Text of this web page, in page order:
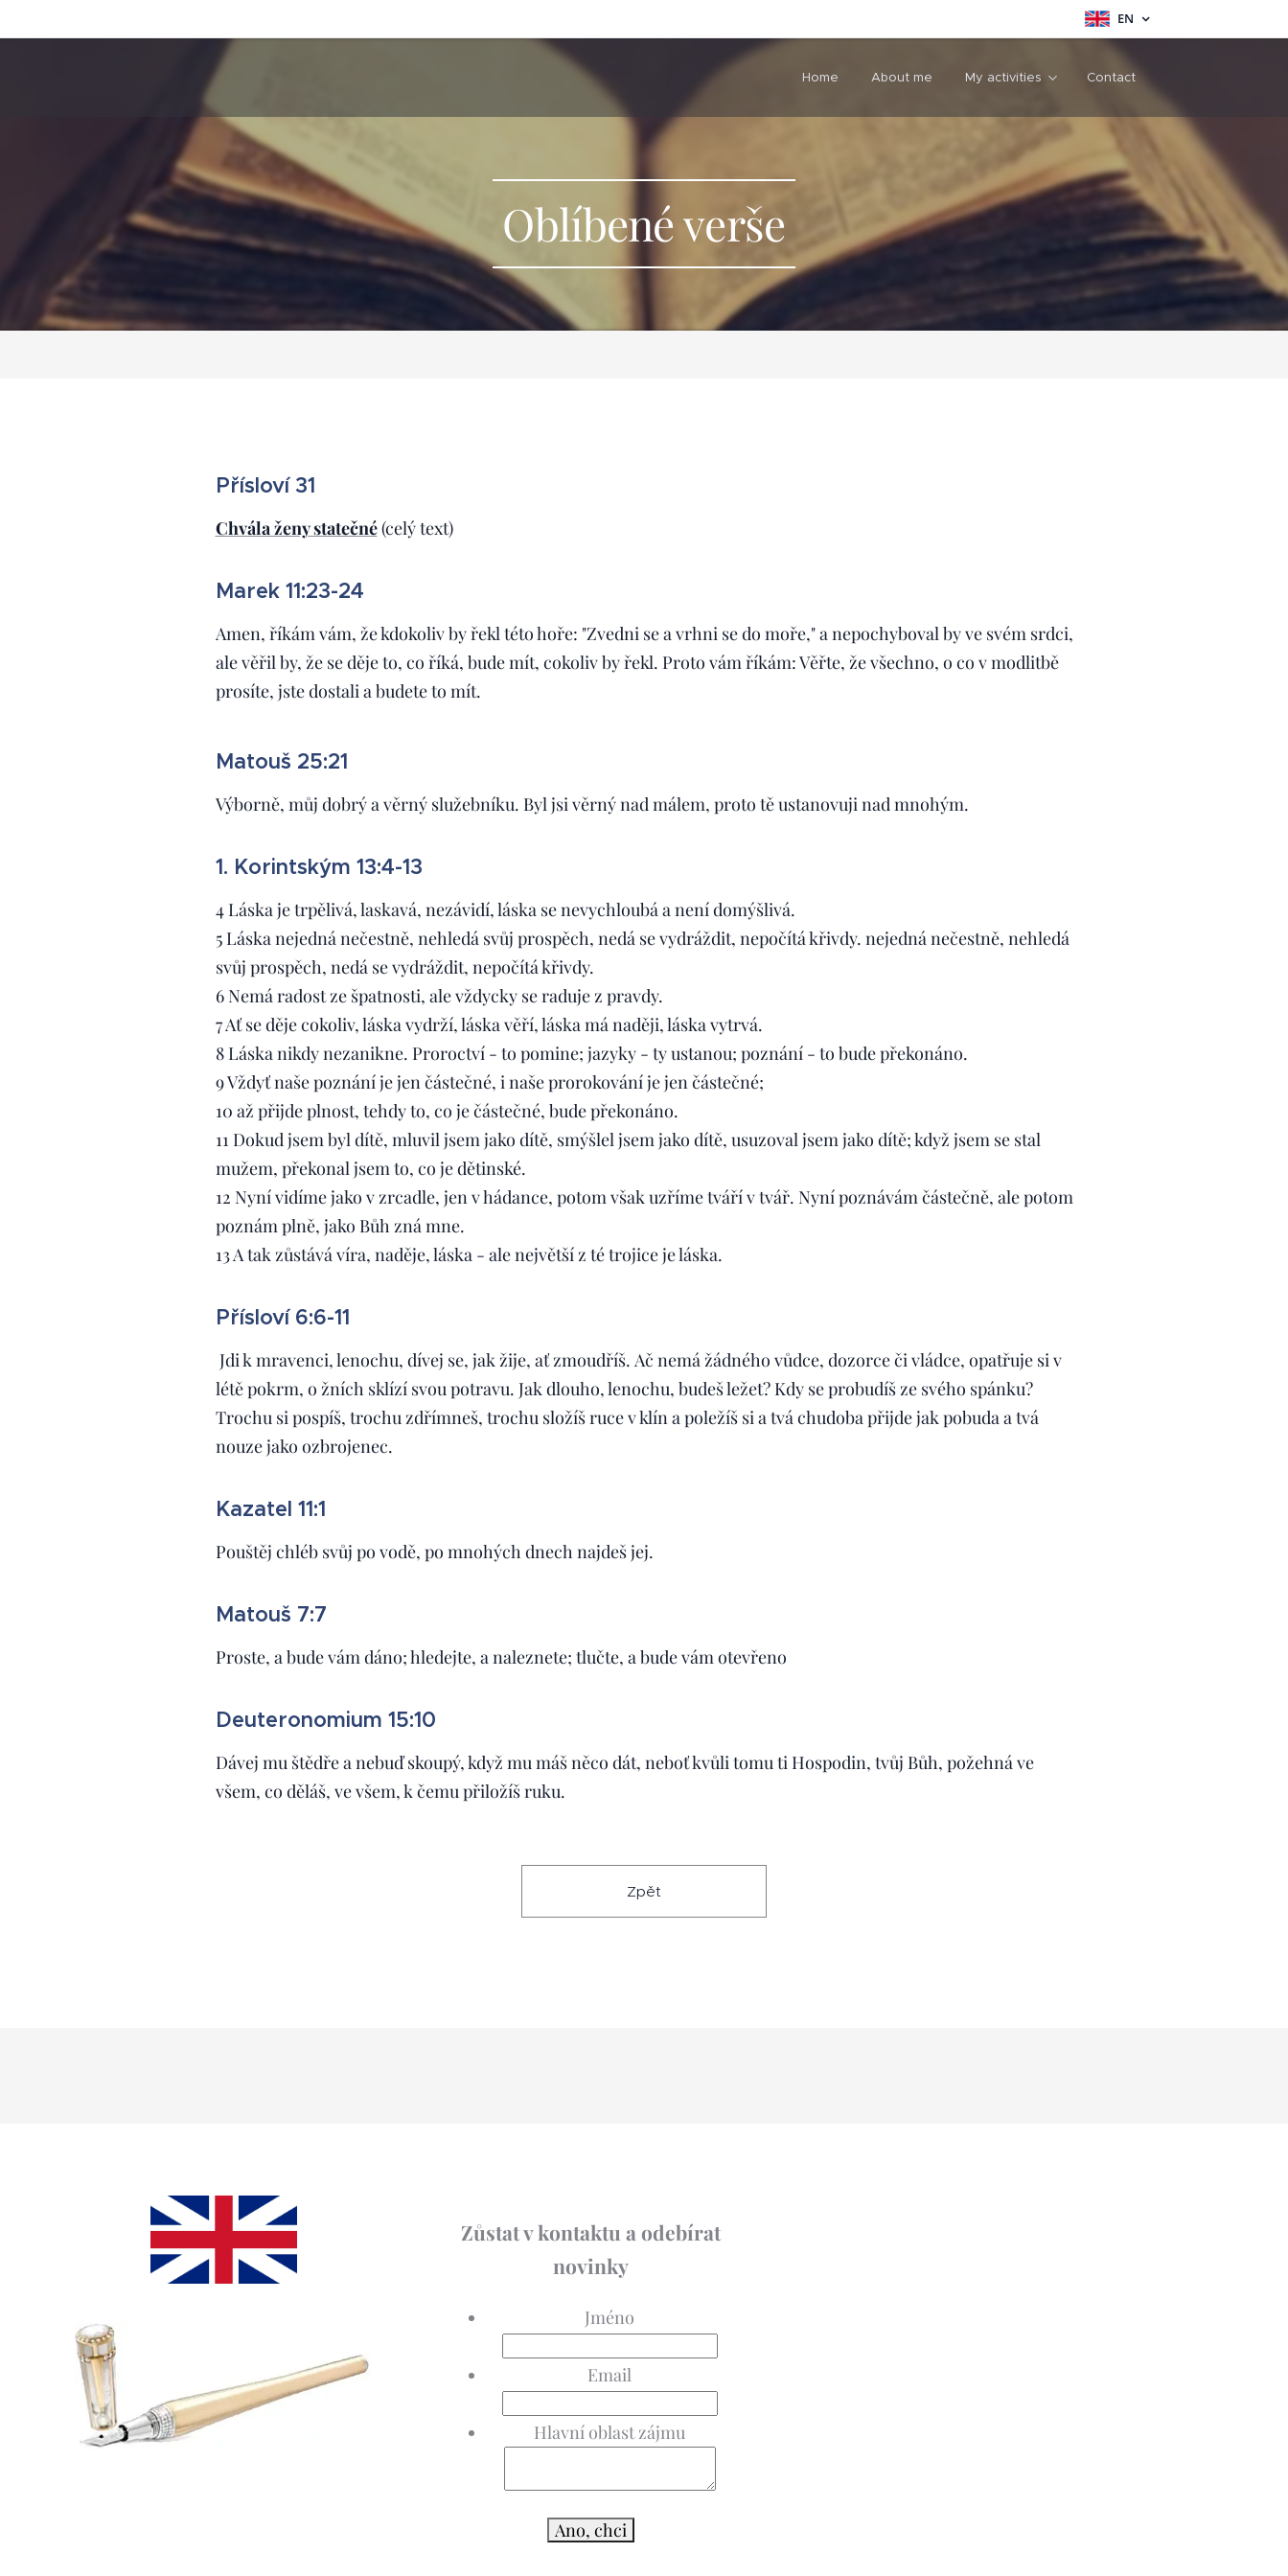
EN
Home About me My activities Contact
Oblíbené verše
Přísloví 31
Chvála ženy statečné(celý text)
Marek 11:23-24
Amen, říkám vám, že kdokoliv by řekl této hoře: "Zvedni se a vrhni se do moře," a nepochyboval by ve svém srdci,
ale věřil by, že se děje to, co říká, bude mít, cokoliv by řekl. Proto vám říkám: Věřte, že všechno, o co v modlitbě
prosíte, jste dostali a budete to mít.
Matouš 25:21
Výborně, můj dobrý a věrný služebníku. Byl jsi věrný nad málem, proto tě ustanovuji nad mnohým.
1. Korintským 13:4-13
4 Láska je trpělivá, laskavá, nezávidí, láska se nevychloubá a není domýšlivá.
5 Láska nejedná nečestně, nehledá svůj prospěch, nedá se vydráždit, nepočítá křivdy. nejedná nečestně, nehledá
svůj prospěch, nedá se vydráždit, nepočítá křivdy.
6 Nemá radost ze špatnosti, ale vždycky se raduje z pravdy.
7 Ať se děje cokoliv, láska vydrží, láska věří, láska má naději, láska vytrvá.
8 Láska nikdy nezanikne. Proroctví - to pomine; jazyky - ty ustanou; poznání - to bude překonáno.
9 Vždyť naše poznání je jen částečné, i naše prorokování je jen částečné;
10 až přijde plnost, tehdy to, co je částečné, bude překonáno.
11 Dokud jsem byl dítě, mluvil jsem jako dítě, smýšlel jsem jako dítě, usuzoval jsem jako dítě; když jsem se stal
mužem, překonal jsem to, co je dětinské.
12 Nyní vidíme jako v zrcadle, jen v hádance, potom však uzříme tváří v tvář. Nyní poznávám částečně, ale potom
poznám plně, jako Bůh zná mne.
13 A tak zůstává víra, naděje, láska - ale největší z té trojice je láska.
Přísloví 6:6-11
Jdi k mravenci, lenochu, dívej se, jak žije, ať zmoudříš. Ač nemá žádného vůdce, dozorce či vládce, opatřuje si v
létě pokrm, o žních sklízí svou potravu. Jak dlouho, lenochu, budeš ležet? Kdy se probudíš ze svého spánku?
Trochu si pospíš, trochu zdřímneš, trochu složíš ruce v klín a poležíš si a tvá chudoba přijde jak pobuda a tvá
nouze jako ozbrojenec.
Kazatel 11:1
Pouštěj chléb svůj po vodě, po mnohých dnech najdeš jej.
Matouš 7:7
Proste, a bude vám dáno; hledejte, a naleznete; tlučte, a bude vám otevřeno
Deuteronomium 15:10
Dávej mu štědře a nebuď skoupý, když mu máš něco dát, neboť kvůli tomu ti Hospodin, tvůj Bůh, požehná ve
všem, co děláš, ve všem, k čemu přiložíš ruku.
Zpět
Zůstat v kontaktu a odebírat
novinky
Jméno
Email
Hlavní oblast zájmu
Ano, chci